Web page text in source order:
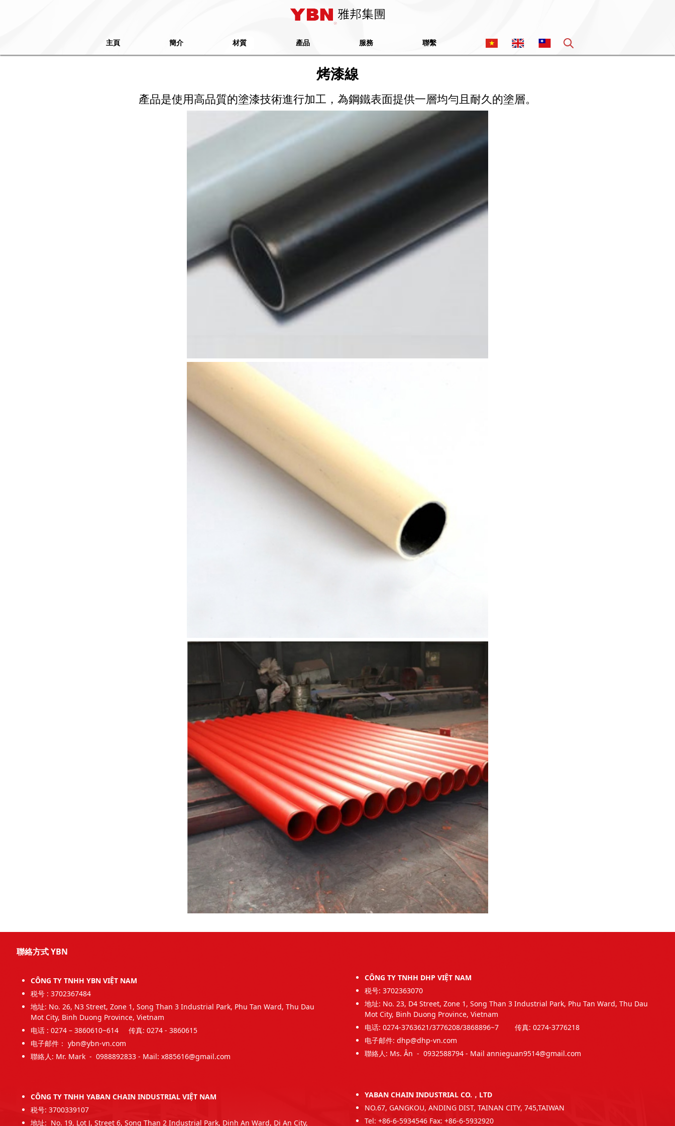
主頁 簡介 材質 產品 服務 聯繫
烤漆線
產品是使用高品質的塗漆技術進行加工，為鋼鐵表面提供一層均勻且耐久的塗層。
聯絡方式 YBN
CÔNG TY TNHH YBN VIỆT NAM
税号 : 3702367484
地址: No. 26, N3 Street, Zone 1, Song Than 3 Industrial Park, Phu Tan Ward, Thu Dau
Mot City, Binh Duong Province, Vietnam
电话 : 0274 – 3860610~614 传真: 0274 - 3860615
电子邮件： ybn@ybn-vn.com
聯絡人: Mr. Mark - 0988892833 - Mail: x885616@gmail.com
CÔNG TY TNHH YABAN CHAIN INDUSTRIAL VIỆT NAM
税号: 3700339107
地址: No. 19, Lot J, Street 6, Song Than 2 Industrial Park, Dinh An Ward, Di An City,
CÔNG TY TNHH DHP VIỆT NAM
税号: 3702363070
地址: No. 23, D4 Street, Zone 1, Song Than 3 Industrial Park, Phu Tan Ward, Thu Dau
Mot City, Binh Duong Province, Vietnam
电话: 0274-3763621/3776208/3868896~7 传真: 0274-3776218
电子邮件: dhp@dhp-vn.com
聯絡人: Ms. Ân - 0932588794 - Mail annieguan9514@gmail.com
YABAN CHAIN INDUSTRIAL CO.，LTD
NO.67, GANGKOU, ANDING DIST, TAINAN CITY, 745,TAIWAN
Tel: +86-6-5934546 Fax: +86-6-5932920